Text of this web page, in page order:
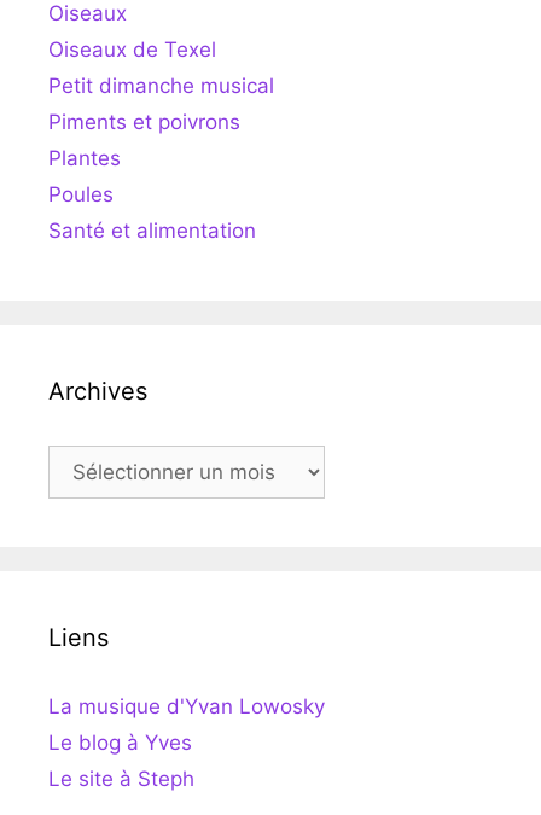
Oiseaux
Oiseaux de Texel
Petit dimanche musical
Piments et poivrons
Plantes
Poules
Santé et alimentation
Archives
Archives
Liens
La musique d'Yvan Lowosky
Le blog à Yves
Le site à Steph